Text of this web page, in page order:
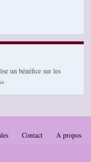
un bénéfice sur les
Contact A propos